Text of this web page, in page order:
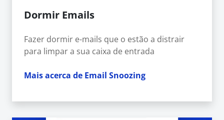
Dormir Emails
Fazer dormir e-mails que o estão a distrair
para limpar a sua caixa de entrada
Mais acerca de Email Snoozing